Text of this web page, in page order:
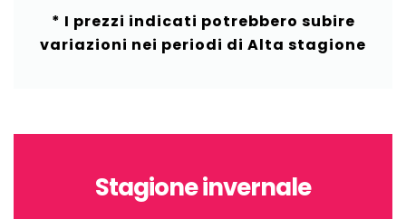
* I prezzi indicati potrebbero subire
variazioni nei periodi di Alta stagione
Stagione invernale